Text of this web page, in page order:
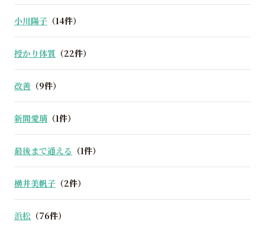
小川陽子 （14件）
授かり体質 （22件）
改善 （9件）
新間愛璃 （1件）
最後まで通える （1件）
横井美帆子 （2件）
浜松 （76件）